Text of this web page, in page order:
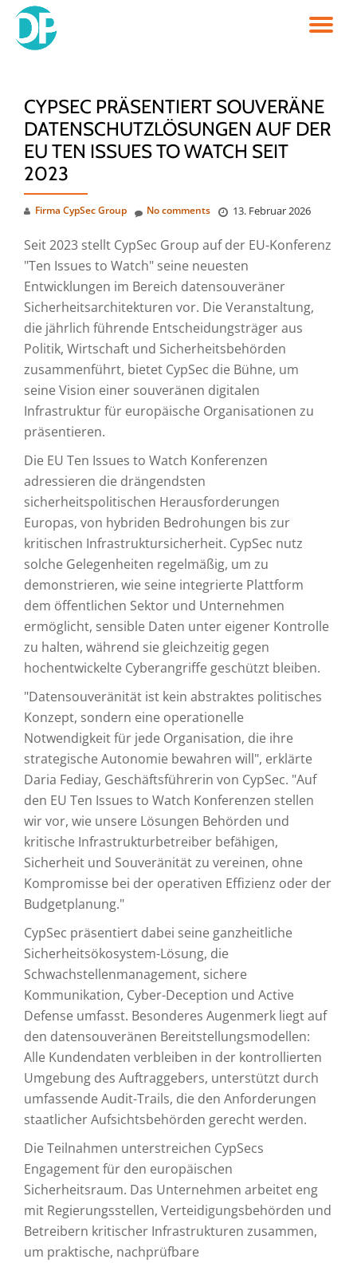
Skip
CYPSEC PRÄSENTIERT SOUVERÄNE
DATENSCHUTZLÖSUNGEN AUF DER
EU TEN ISSUES TO WATCH SEIT
2023
Firma CypSec Group 13. Februar 2026
No comments
Seit 2023 stellt CypSec Group auf der EU-Konferenz
"Ten Issues to Watch" seine neuesten
Entwicklungen im Bereich datensouveräner
Sicherheitsarchitekturen vor. Die Veranstaltung,
die jährlich führende Entscheidungsträger aus
Politik, Wirtschaft und Sicherheitsbehörden
zusammenführt, bietet CypSec die Bühne, um
seine Vision einer souveränen digitalen
Infrastruktur für europäische Organisationen zu
präsentieren.
Die EU Ten Issues to Watch Konferenzen
adressieren die drängendsten
sicherheitspolitischen Herausforderungen
Europas, von hybriden Bedrohungen bis zur
kritischen Infrastruktursicherheit. CypSec nutz
solche Gelegenheiten regelmäßig, um zu
demonstrieren, wie seine integrierte Plattform
dem öffentlichen Sektor und Unternehmen
ermöglicht, sensible Daten unter eigener Kontrolle
zu halten, während sie gleichzeitig gegen
hochentwickelte Cyberangriffe geschützt bleiben.
"Datensouveränität ist kein abstraktes politisches
Konzept, sondern eine operationelle
Notwendigkeit für jede Organisation, die ihre
strategische Autonomie bewahren will", erklärte
Daria Fediay, Geschäftsführerin von CypSec. "Auf
den EU Ten Issues to Watch Konferenzen stellen
wir vor, wie unsere Lösungen Behörden und
kritische Infrastrukturbetreiber befähigen,
Sicherheit und Souveränität zu vereinen, ohne
Kompromisse bei der operativen Effizienz oder der
Budgetplanung."
CypSec präsentiert dabei seine ganzheitliche
Sicherheitsökosystem-Lösung, die
Schwachstellenmanagement, sichere
Kommunikation, Cyber-Deception und Active
Defense umfasst. Besonderes Augenmerk liegt auf
den datensouveränen Bereitstellungsmodellen:
Alle Kundendaten verbleiben in der kontrollierten
Umgebung des Auftraggebers, unterstützt durch
umfassende Audit-Trails, die den Anforderungen
staatlicher Aufsichtsbehörden gerecht werden.
Die Teilnahmen unterstreichen CypSecs
Engagement für den europäischen
Sicherheitsraum. Das Unternehmen arbeitet eng
mit Regierungsstellen, Verteidigungsbehörden und
Betreibern kritischer Infrastrukturen zusammen,
um praktische, nachprüfbare